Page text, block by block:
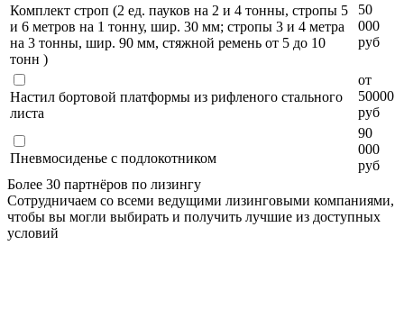
Комплект строп (2 ед. пауков на 2 и 4 тонны, стропы 5
и 6 метров на 1 тонну, шир. 30 мм; стропы 3 и 4 метра
на 3 тонны, шир. 90 мм, стяжной ремень от 5 до 10
тонн )
50
000
руб
Настил бортовой платформы из рифленого стального
листа
от
50000
руб
Пневмосиденье с подлокотником
90
000
руб
Более 30 партнёров по лизингу
Сотрудничаем со всеми ведущими лизинговыми компаниями,
чтобы вы могли выбирать и получить лучшие из доступных
условий